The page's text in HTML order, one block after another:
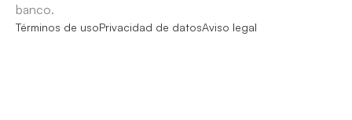
banco.
Términos de usoPrivacidad de datosAviso legal